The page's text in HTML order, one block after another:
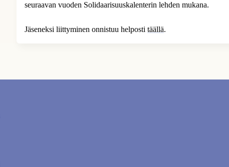
seuraavan vuoden Solidaarisuuskalenterin lehden mukana.
Jäseneksi liittyminen onnistuu helposti täällä.